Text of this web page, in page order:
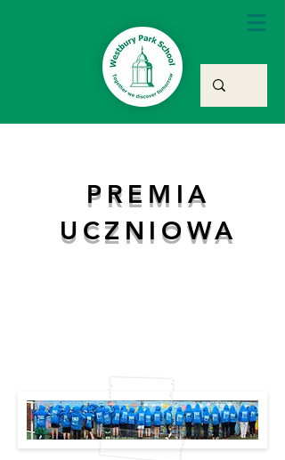
PREMIA
UCZNIOWA